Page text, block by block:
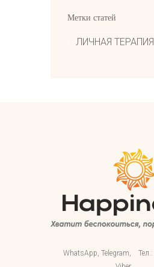
Метки статей
ЛИЧНАЯ ТЕРАПИЯ
Тел.:
WhatsApp, Telegram,